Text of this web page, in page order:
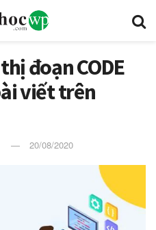
đoạn CODE
viết trên
20/08/2020